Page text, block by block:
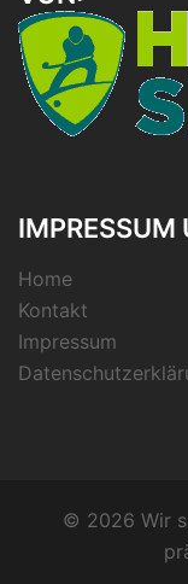
IMPRESSUM
Home
Kontakt
Impressum
© 2026 Wir